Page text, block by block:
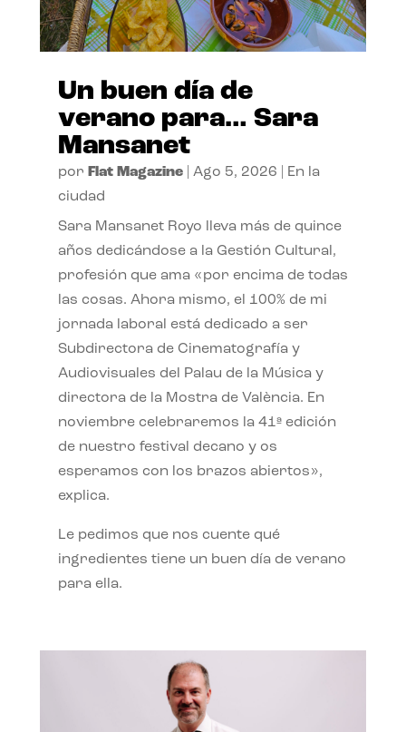
Un buen día de
verano para… Sara
Mansanet
por Flat Magazine| Ago 5, 2026
En la
ciudad
Sara Mansanet Royo lleva más de quince
años dedicándose a la Gestión Cultural,
profesión que ama «por encima de todas
las cosas. Ahora mismo, el 100% de mi
jornada laboral está dedicado a ser
Subdirectora de Cinematografía y
Audiovisuales del Palau de la Música y
directora de la Mostra de València. En
noviembre celebraremos la 41ª edición
de nuestro festival decano y os
esperamos con los brazos abiertos»,
explica.
Le pedimos que nos cuente qué
ingredientes tiene un buen día de verano
para ella.